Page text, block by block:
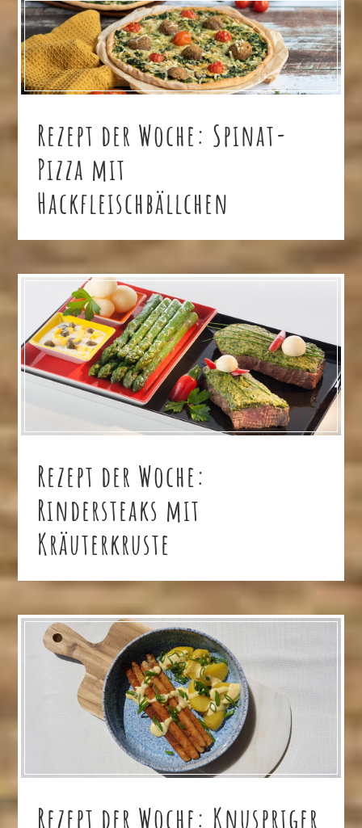
Rezept der Woche: Spinat-
Pizza mit
Hackfleischbällchen
Rezept der Woche:
Rindersteaks mit
Kräuterkruste
Rezept der Woche: Knuspriger